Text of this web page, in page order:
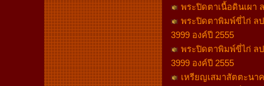
พระปิดตาเนื้อดินเผา
พระปิดตาพิมพ์ขี่ไก่ ลป
3999 องค์ปี 2555
พระปิดตาพิมพ์ขี่ไก่ ล
3999 องค์ปี 2555
เหรียญเสมาสัตตะน